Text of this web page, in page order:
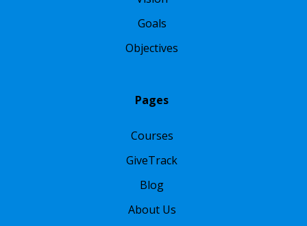
Goals
Objectives
Pages
Courses
GiveTrack
Blog
About Us